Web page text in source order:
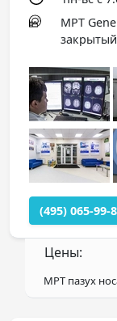
МРТ
закрытый
(495) 065-99-
Цены:
МРТ пазух